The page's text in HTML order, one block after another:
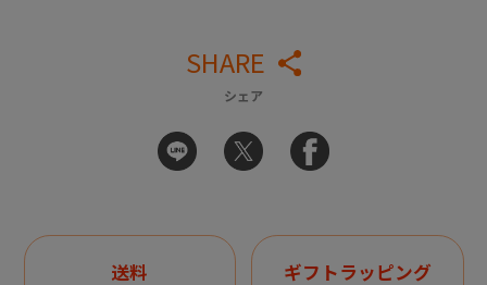
SHARE
シェア
送料 ギフトラッピング